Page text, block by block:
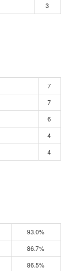
3
7
7
6
4
4
93.0%
86.7%
86.5%